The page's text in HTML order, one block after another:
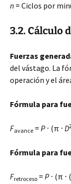
n = Ciclos por
3.2. Cálculo
Fuerzas
del vástago. La
operación y el
Fórmula para
Favance = P ⋅ (π ⋅ D
Fórmula para
Fretroceso = P ⋅ (π ⋅ (